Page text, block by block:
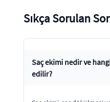
Sıkça Sorulan
Saç ekimi nedir ve
edilir?